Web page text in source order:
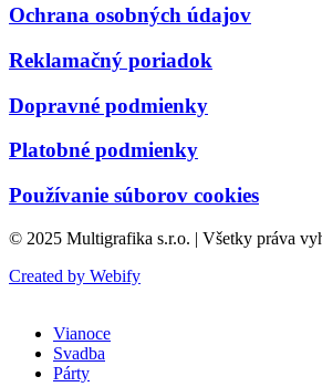
Ochrana osobných údajov
Reklamačný poriadok
Dopravné podmienky
Platobné podmienky
Používanie súborov cookies
© 2025 Multigrafika s.r.o. | Všetky práva
Created by Webify
Vianoce
Svadba
Párty